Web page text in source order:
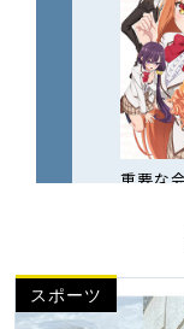
スポーツ